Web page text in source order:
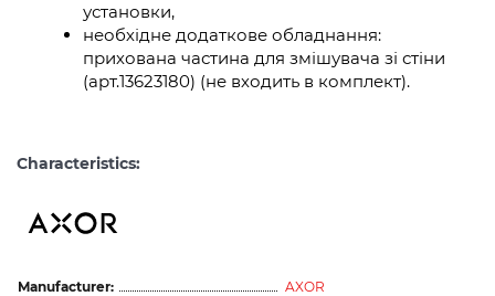
установки,
необхідне додаткове обладнання:
прихована частина для змішувача зі стіни
(арт.13623180) (не входить в комплект).
Characteristics:
Manufacturer:
AXOR